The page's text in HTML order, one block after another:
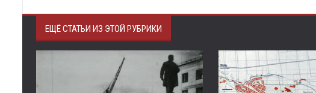
ЕЩЁ СТАТЬИ ИЗ ЭТОЙ РУБРИКИ